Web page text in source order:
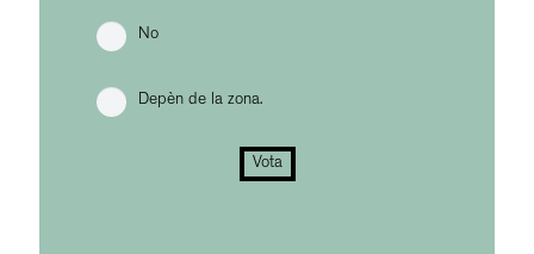
No
Depèn de la zona.
Vota